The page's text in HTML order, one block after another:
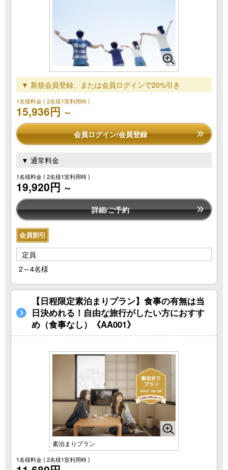
▼ 新規会員登録、または会員ログインで20%引き
1名様料金( 2名様1室利用時 )
15,936円 ～
会員ログイン/会員登録
▼ 通常料金
1名様料金( 2名様1室利用時 )
19,920円 ～
詳細/ご予約
会員割引
定員
2～4名様
【日程限定素泊まりプラン】食事の有無は当
日決めれる！自由な旅行がしたい方におすす
め（食事なし）《AA001》
素泊まりプラン
1名様料金( 2名様1室利用時 )